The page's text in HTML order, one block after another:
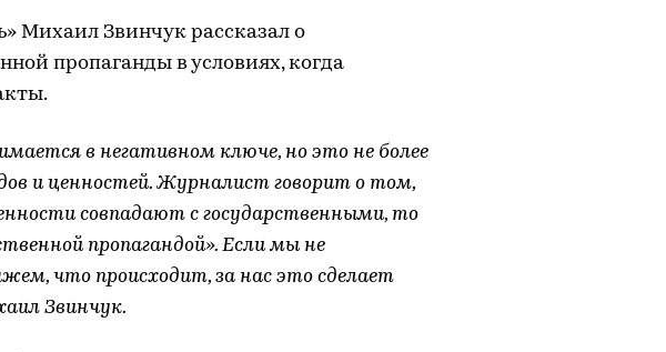
Михаил Звинчук рассказал о
пропаганды в условиях, когда
в негативном ключе, но это не более
и ценностей. Журналист говорит о том,
совпадают с государственными, то
пропагандой». Если мы не
что происходит, за нас это сделает
Звинчук.